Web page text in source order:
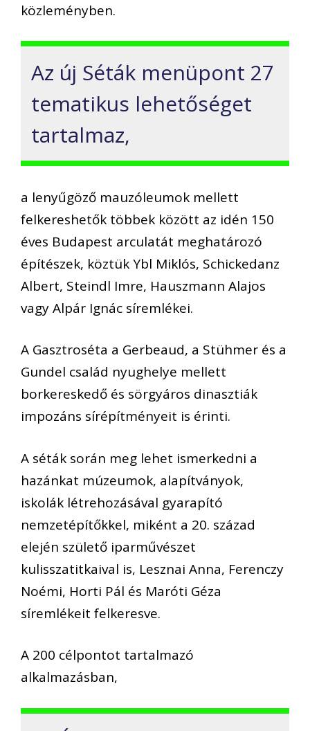
közleményben.
Az új Séták menüpont 27
tematikus lehetőséget
tartalmaz,
a lenyűgöző mauzóleumok mellett
felkereshetők többek között az idén 150
éves Budapest arculatát meghatározó
építészek, köztük Ybl Miklós, Schickedanz
Albert, Steindl Imre, Hauszmann Alajos
vagy Alpár Ignác síremlékei.
A Gasztroséta a Gerbeaud, a Stühmer és a
Gundel család nyughelye mellett
borkereskedő és sörgyáros dinasztiák
impozáns sírépítményeit is érinti.
A séták során meg lehet ismerkedni a
hazánkat múzeumok, alapítványok,
iskolák létrehozásával gyarapító
nemzetépítőkkel, miként a 20. század
elején születő iparművészet
kulisszatitkaival is, Lesznai Anna, Ferenczy
Noémi, Horti Pál és Maróti Géza
síremlékeit felkeresve.
A 200 célpontot tartalmazó
alkalmazásban,